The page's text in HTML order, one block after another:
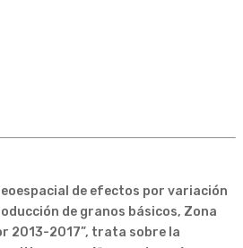
de efectos por variación
de granos básicos, Zona
2013-2017”, trata sobre la